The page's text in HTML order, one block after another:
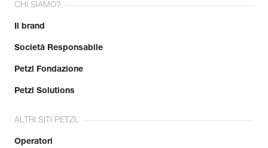
CHI SIAMO?
Il brand
Società Responsabile
Petzl Fondazione
Petzl Solutions
ALTRI SITI PETZL
Operatori